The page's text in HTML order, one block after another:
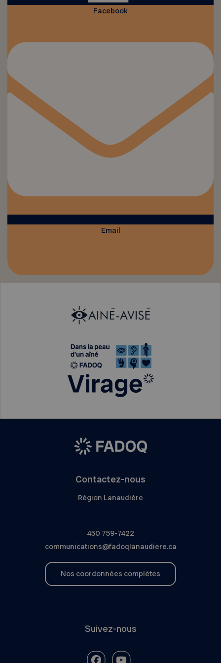
Facebook
Email
Contactez-nous
Région Lanaudière
450 759-7422
communications@fadoqlanaudiere.ca
Nos coordonnées complètes
Suivez-nous